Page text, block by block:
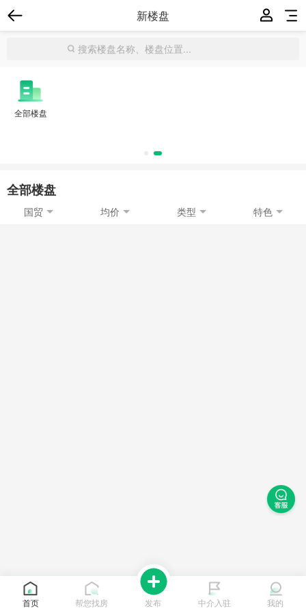
新楼盘
全部楼盘
全部楼盘
国贸 均价 类型 特色
首页 帮您找房 发布 中介入驻 我的